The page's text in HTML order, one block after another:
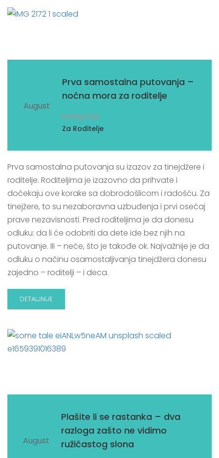
August
Prva samostalna putovanja –
noćna mora za roditelje
Kategorije
Za Roditelje
Prva samostalna putovanja su izazov za tinejdžere i
roditelje. Roditeljima je izazovno da prihvate i
dočekaju ove korake sa dobrodošlicom i radošću. Za
tinejžere, to su nezaboravna uzbuđenja i prvi osećaj
prave nezavisnosti. Pred roditeljima je da donesu
odluku: da li će odobriti da dete ide bez njih na
putovanje. Ili – neće, što je takođe ok. Najvažnije je da
odluku o načinu osamostaljivanja tinejdžera donesu
zajedno – roditelji – i deca.
DETALJNIJE
August
Plašite li se rastanka – dva
razloga zašto ne vidimo
ružičastog slona